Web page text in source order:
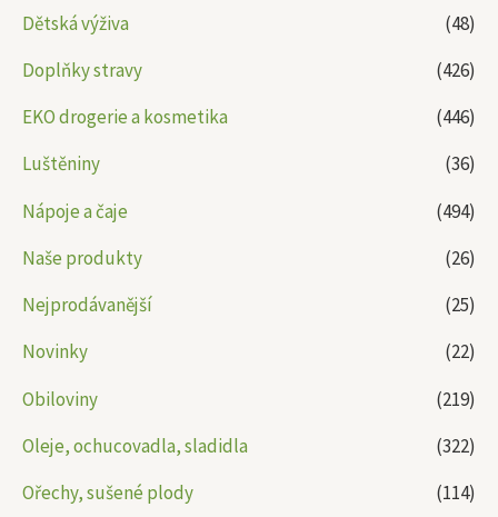
Dětská výživa
(48)
Doplňky stravy
(426)
EKO drogerie a kosmetika
(446)
Luštěniny
(36)
Nápoje a čaje
(494)
Naše produkty
(26)
Nejprodávanější
(25)
Novinky
(22)
Obiloviny
(219)
Oleje, ochucovadla, sladidla
(322)
Ořechy, sušené plody
(114)